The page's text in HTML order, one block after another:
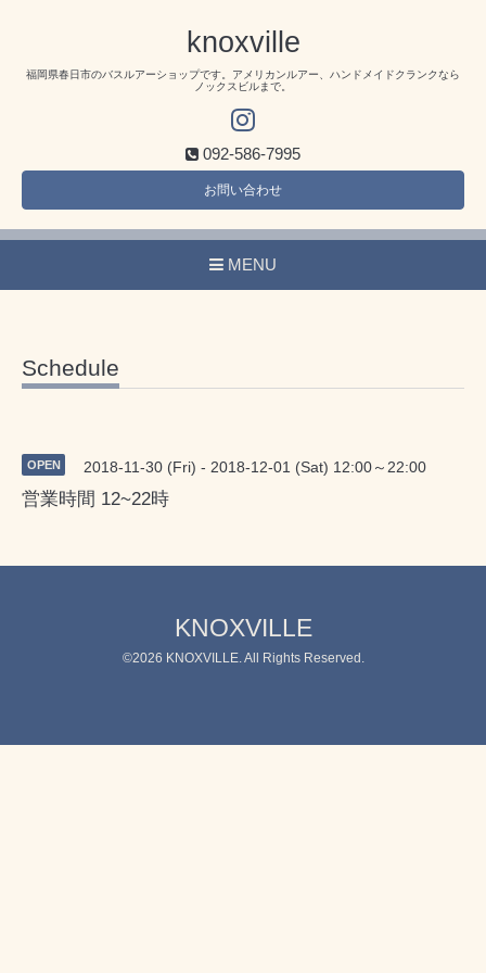
knoxville
福岡県春日市のバスルアーショップです。アメリカンルアー、ハンドメイドクランクなら
ノックスビルまで。
092-586-7995
お問い合わせ
MENU
Schedule
OPEN 2018-11-30 (Fri) - 2018-12-01 (Sat) 12:00～22:00
営業時間 12~22時
KNOXVILLE
©2026 KNOXVILLE. All Rights Reserved.